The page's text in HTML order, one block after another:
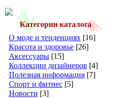
Категории каталога
О моде и тенденциях [16]
Красота и здоровье [26]
Аксессуары [15]
Коллекции дизайнеров [4]
Полезная информация [7]
Спорт и фитнес [5]
Новости [3]